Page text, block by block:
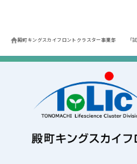
殿町キングスカイフロントクラスター事業部 「